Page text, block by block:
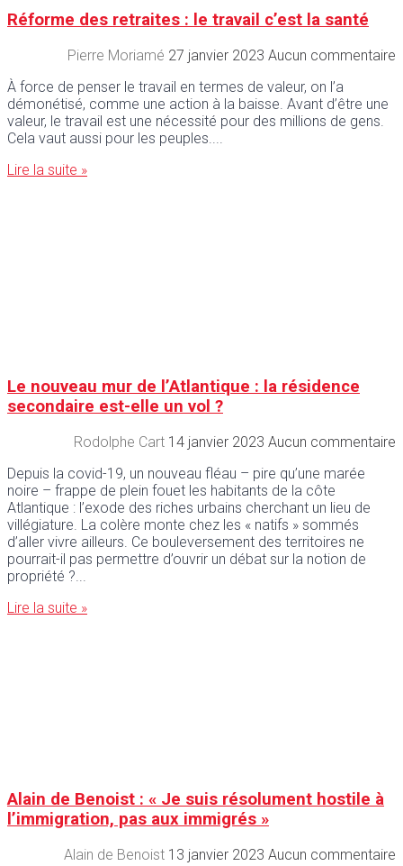
Réforme des retraites : le travail c’est la santé
Pierre Moriamé 27 janvier 2023 Aucun commentaire
À force de penser le travail en termes de valeur, on l’a
démonétisé, comme une action à la baisse. Avant d’être une
valeur, le travail est une nécessité pour des millions de gens.
Cela vaut aussi pour les peuples.
Lire la suite »
Le nouveau mur de l’Atlantique : la résidence
secondaire est-elle un vol ?
Rodolphe Cart 14 janvier 2023 Aucun commentaire
Depuis la covid-19, un nouveau fléau – pire qu’une marée
noire – frappe de plein fouet les habitants de la côte
Atlantique : l’exode des riches urbains cherchant un lieu de
villégiature. La colère monte chez les « natifs » sommés
d’aller vivre ailleurs. Ce bouleversement des territoires ne
pourrait-il pas permettre d’ouvrir un débat sur la notion de
propriété ?
Lire la suite »
Alain de Benoist : « Je suis résolument hostile à
l’immigration, pas aux immigrés »
Alain de Benoist 13 janvier 2023 Aucun commentaire